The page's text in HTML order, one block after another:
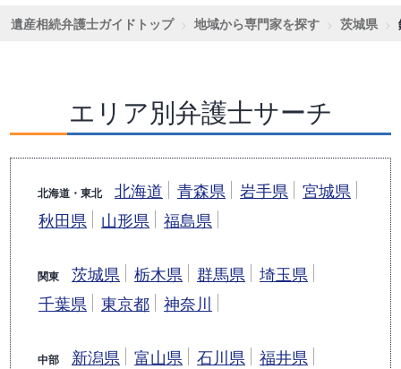
遺産相続弁護士ガイドトップ 地域から専門家を探す 茨城県
エリア別弁護士サーチ
北海道・東北 北海道 青森県 岩手県
宮城県
秋田県
山形県 福島県
関東 茨城県 栃木県 群馬県
埼玉県
千葉県
東京都 神奈川
中部 新潟県 富山県 石川県
福井県